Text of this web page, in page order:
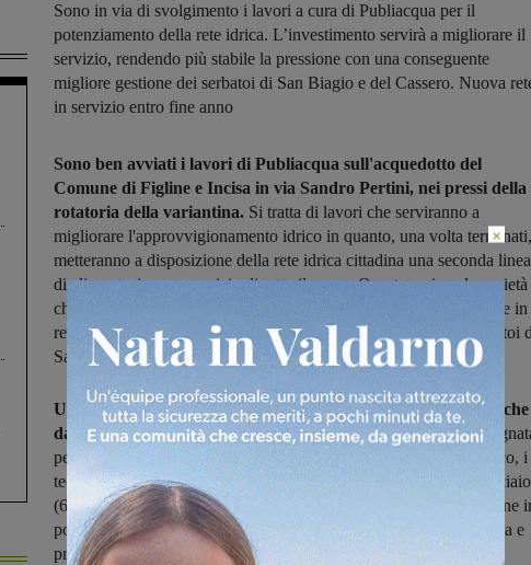
Sono in via di svolgimento i lavori a cura di Publiacqua per il
potenziamento della rete idrica. L’investimento servirà a migliorare il
servizio, rendendo più stabile la pressione con una conseguente
migliore gestione dei serbatoi di San Biagio e del Cassero. Nuova
in servizio entro fine anno
Sono ben avviati i lavori di Publiacqua sull'acquedotto del
Comune di Figline e Incisa in via Sandro Pertini, nei pressi della
rotatoria della variantina. Si tratta di lavori che serviranno a
migliorare l'approvvigionamento idrico in quanto, una volta terminati,
metteranno a disposizione della rete idrica cittadina una seconda linea
di alimentazione, a servizio di tutto il paese. Questo, spiega la società
che gestisce il servizio idrico, consentirà di garantire una pressione in
rete più costante con una conseguente migliore gestione dei serbatoi
San Biagio e del Cassero.
Un investimento importante sia dal punto di vista economico che
da quello tecnologico.Sul fronte dell'investimento, la cifra
per i lavori ammonta a 250mila euro; dal punto di vista tecnologico, i
tecnici stanno operando alla posa di una tubazione DN 600 in acciaio
(60 centimetri di diametro rivestito in polietilene) e di una tubazione
polietilene DN 355 (diametro di 35,5 centimetri) da esso contenuta e
protetta, che vengono inserite con la tecnica dello “spingitubo”.
×